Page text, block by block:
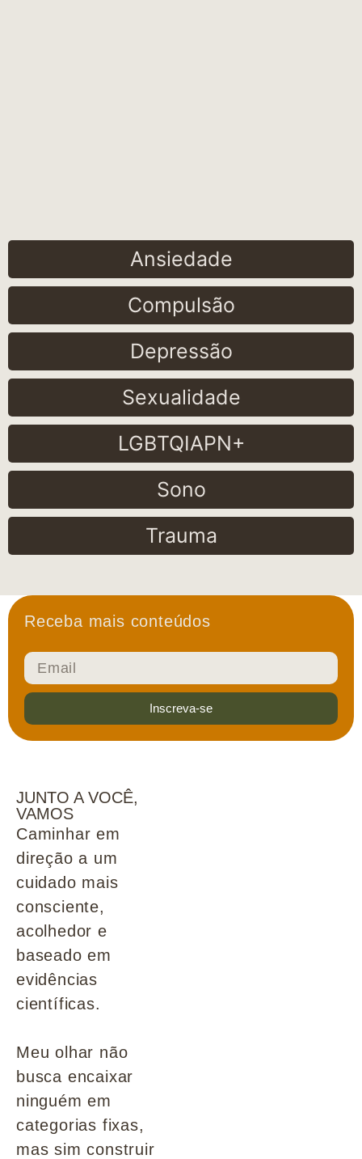
Ansiedade
Compulsão
Depressão
Sexualidade
LGBTQIAPN+
Sono
Trauma
Receba mais conteúdos
Inscreva-se
JUNTO A VOCÊ,
VAMOS
Caminhar em
direção a um
cuidado mais
consciente,
acolhedor e
baseado em
evidências
científicas.
Meu olhar não
busca encaixar
ninguém em
categorias fixas,
mas sim construir